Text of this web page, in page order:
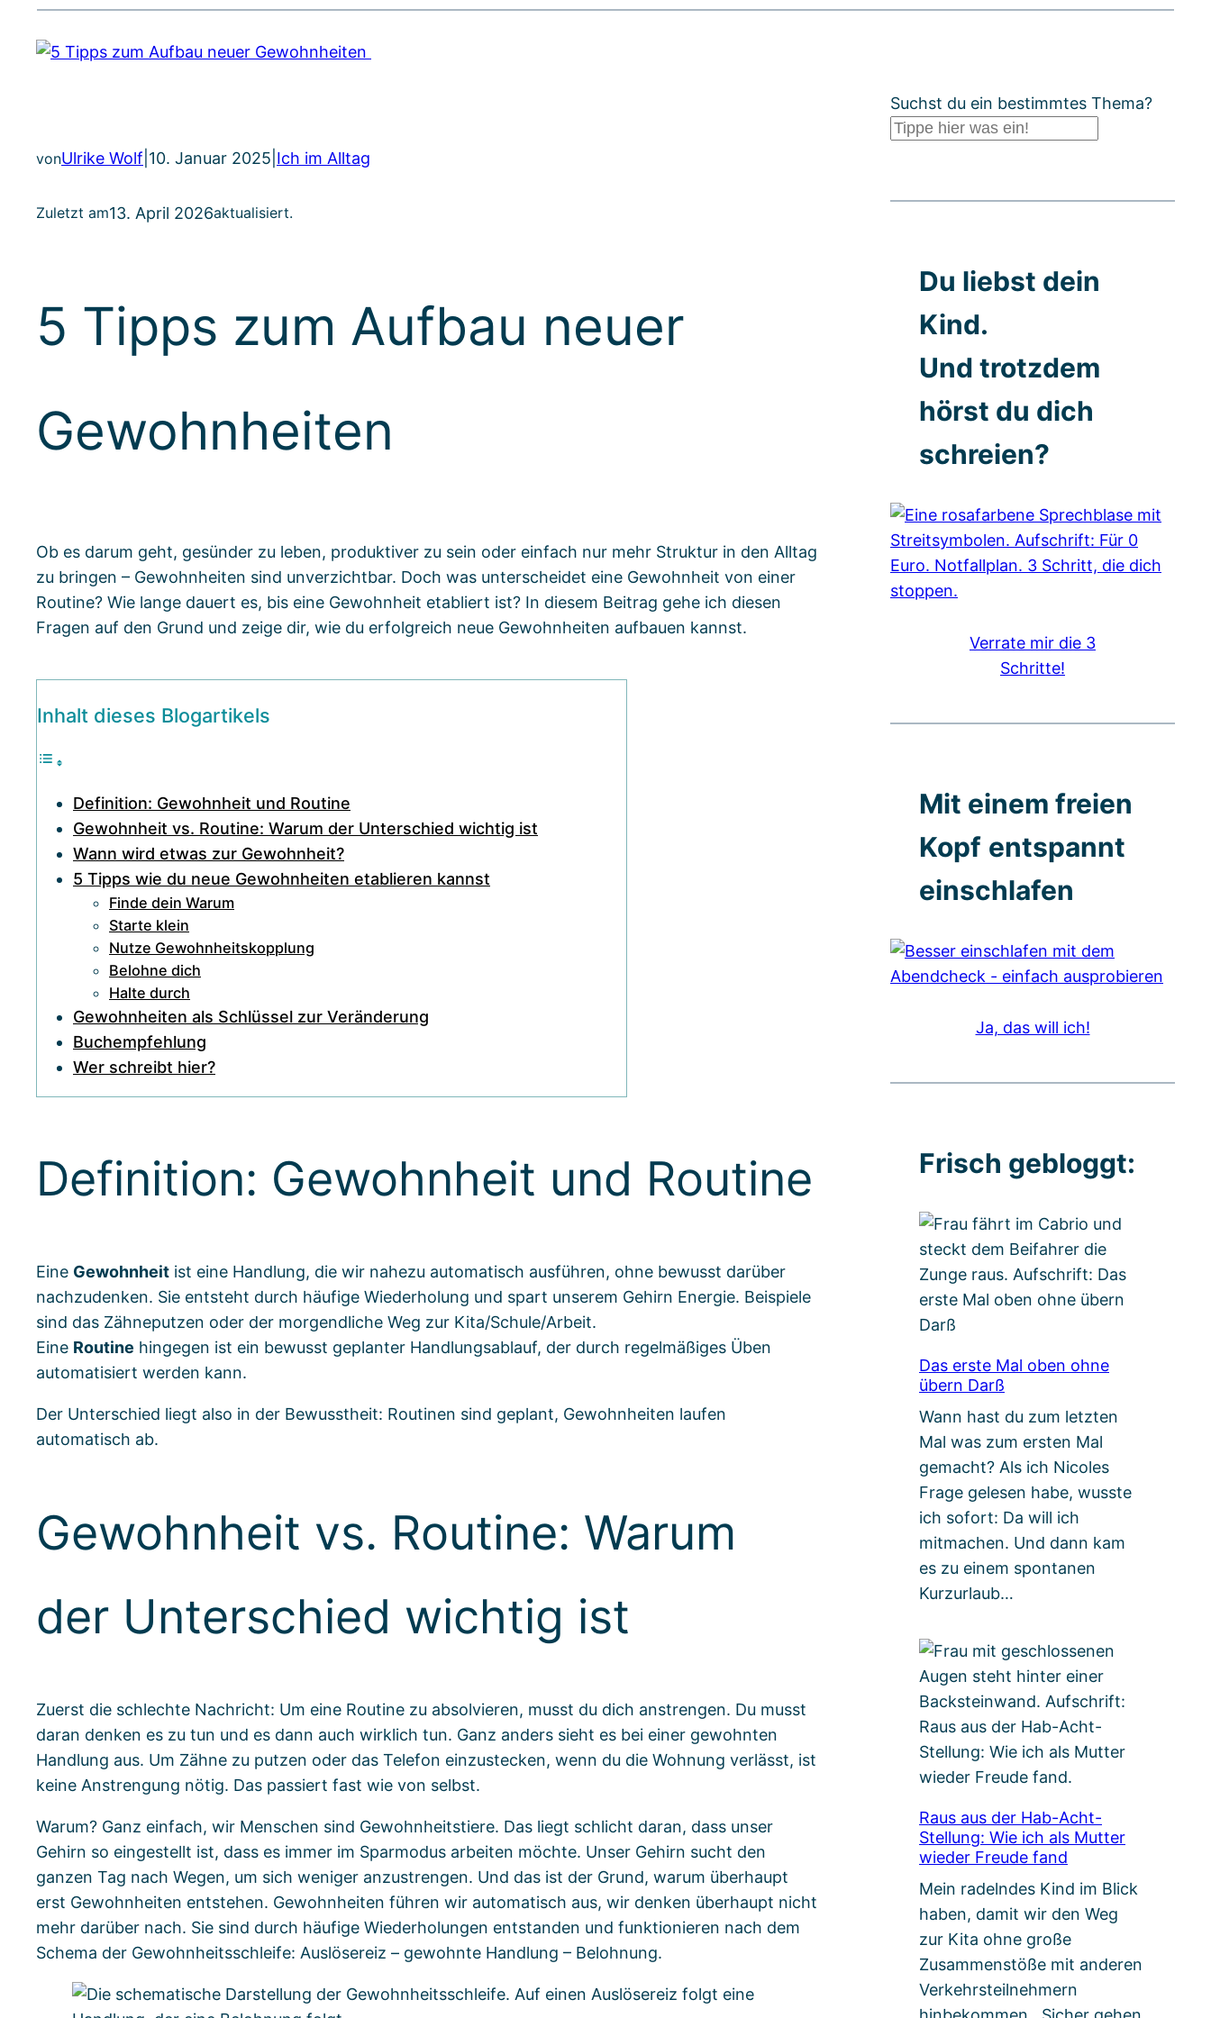
vonUlrike Wolf 10. Januar 2025 Ich im Alltag
Zuletzt am13. April 2026aktualisiert.
5 Tipps zum Aufbau neuer
Gewohnheiten
Ob es darum geht, gesünder zu leben, produktiver zu sein oder einfach nur mehr Struktur in den Alltag
zu bringen – Gewohnheiten sind unverzichtbar. Doch was unterscheidet eine Gewohnheit von einer
Routine? Wie lange dauert es, bis eine Gewohnheit etabliert ist? In diesem Beitrag gehe ich diesen
Fragen auf den Grund und zeige dir, wie du erfolgreich neue Gewohnheiten aufbauen kannst.
Inhalt dieses Blogartikels
Definition: Gewohnheit und Routine
Gewohnheit vs. Routine: Warum der Unterschied wichtig ist
Wann wird etwas zur Gewohnheit?
5 Tipps wie du neue Gewohnheiten etablieren kannst
Finde dein Warum
Starte klein
Nutze Gewohnheitskopplung
Belohne dich
Halte durch
Gewohnheiten als Schlüssel zur Veränderung
Buchempfehlung
Wer schreibt hier?
Definition: Gewohnheit und Routine
Eine Gewohnheit ist eine Handlung, die wir nahezu automatisch ausführen, ohne bewusst darüber
nachzudenken. Sie entsteht durch häufige Wiederholung und spart unserem Gehirn Energie. Beispiele
sind das Zähneputzen oder der morgendliche Weg zur Kita/Schule/Arbeit.
Eine Routine hingegen ist ein bewusst geplanter Handlungsablauf, der durch regelmäßiges Üben
automatisiert werden kann.
Der Unterschied liegt also in der Bewusstheit: Routinen sind geplant, Gewohnheiten laufen
automatisch ab.
Gewohnheit vs. Routine: Warum
der Unterschied wichtig ist
Zuerst die schlechte Nachricht: Um eine Routine zu absolvieren, musst du dich anstrengen. Du musst
daran denken es zu tun und es dann auch wirklich tun. Ganz anders sieht es bei einer gewohnten
Handlung aus. Um Zähne zu putzen oder das Telefon einzustecken, wenn du die Wohnung verlässt, ist
keine Anstrengung nötig. Das passiert fast wie von selbst.
Warum? Ganz einfach, wir Menschen sind Gewohnheitstiere. Das liegt schlicht daran, dass unser
Gehirn so eingestellt ist, dass es immer im Sparmodus arbeiten möchte. Unser Gehirn sucht den
ganzen Tag nach Wegen, um sich weniger anzustrengen. Und das ist der Grund, warum überhaupt
erst Gewohnheiten entstehen. Gewohnheiten führen wir automatisch aus, wir denken überhaupt nicht
mehr darüber nach. Sie sind durch häufige Wiederholungen entstanden und funktionieren nach dem
Schema der Gewohnheitsschleife: Auslösereiz – gewohnte Handlung – Belohnung.
Suchst du ein bestimmtes Thema?
Du liebst dein
Kind.
Und trotzdem
hörst du dich
schreien?
Verrate mir die 3
Schritte!
Mit einem freien
Kopf entspannt
einschlafen
Ja, das will ich!
Frisch gebloggt:
Das erste Mal oben ohne
übern Darß
Wann hast du zum letzten
Mal was zum ersten Mal
gemacht? Als ich Nicoles
Frage gelesen habe, wusste
ich sofort: Da will ich
mitmachen. Und dann kam
es zu einem spontanen
Kurzurlaub…
Raus aus der Hab-Acht-
Stellung: Wie ich als Mutter
wieder Freude fand
Mein radelndes Kind im Blick
haben, damit wir den Weg
zur Kita ohne große
Zusammenstöße mit anderen
Verkehrsteilnehmern